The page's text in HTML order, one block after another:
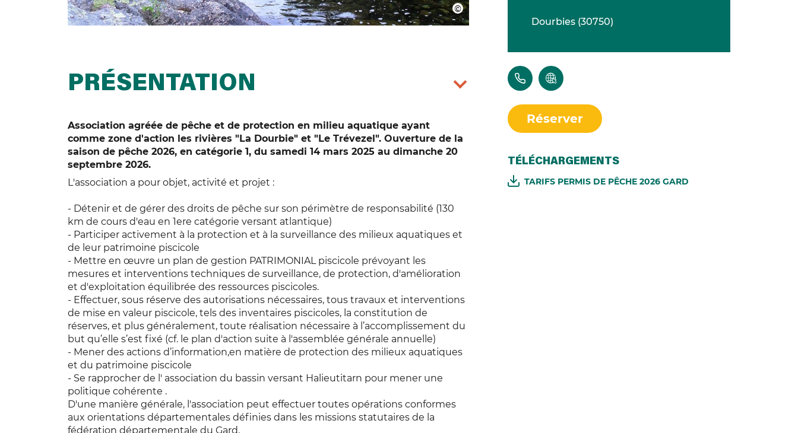
PRÉSENTATION
Association agréée de pêche et de protection en milieu aquatique ayant
comme zone d'action les rivières "La Dourbie" et "Le Trévezel". Ouverture de la
saison de pêche 2026, en catégorie 1, du samedi 14 mars 2025 au dimanche 20
septembre 2026.
L'association a pour objet, activité et projet :
- Détenir et de gérer des droits de pêche sur son périmètre de responsabilité (130
km de cours d'eau en 1ere catégorie versant atlantique)
- Participer activement à la protection et à la surveillance des milieux aquatiques et
de leur patrimoine piscicole
- Mettre en œuvre un plan de gestion PATRIMONIAL piscicole prévoyant les
mesures et interventions techniques de surveillance, de protection, d'amélioration
et d'exploitation équilibrée des ressources piscicoles.
- Effectuer, sous réserve des autorisations nécessaires, tous travaux et interventions
de mise en valeur piscicole, tels des inventaires piscicoles, la constitution de
réserves, et plus généralement, toute réalisation nécessaire à l’accomplissement du
but qu’elle s’est fixé (cf. le plan d'action suite à l'assemblée générale annuelle)
- Mener des actions d’information,en matière de protection des milieux aquatiques
et du patrimoine piscicole
- Se rapprocher de l' association du bassin versant Halieutitarn pour mener une
politique cohérente .
D'une manière générale, l'association peut effectuer toutes opérations conformes
aux orientations départementales définies dans les missions statutaires de la
fédération départementale du Gard.
Dourbies (30750)
Réserver
TÉLÉCHARGEMENTS
TARIFS PERMIS DE PÊCHE 2026 GARD